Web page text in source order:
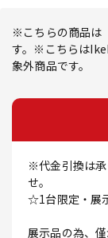
※こちらの商品は
す。※こちらは
象外商品です。
※代金引換は承
せ。
☆1台限定・展
展示品の為、